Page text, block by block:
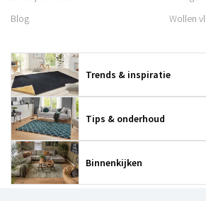
Blog
Wollen
Trends & inspiratie
Tips & onderhoud
Binnenkijken